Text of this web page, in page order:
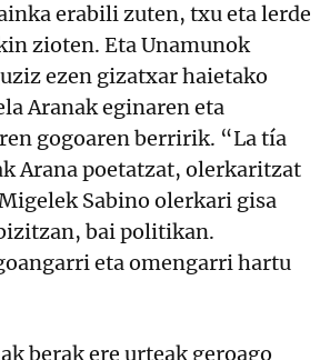
erabili zuten, txu eta lerde
zioten. Eta Unamunok
ezen gizatxar haietako
Aranak eginaren eta
gogoaren berririk. “La tía
Arana poetatzat, olerkaritzat
Sabino olerkari gisa
bai politikan.
eta omengarri hartu
berak ere urteak geroago